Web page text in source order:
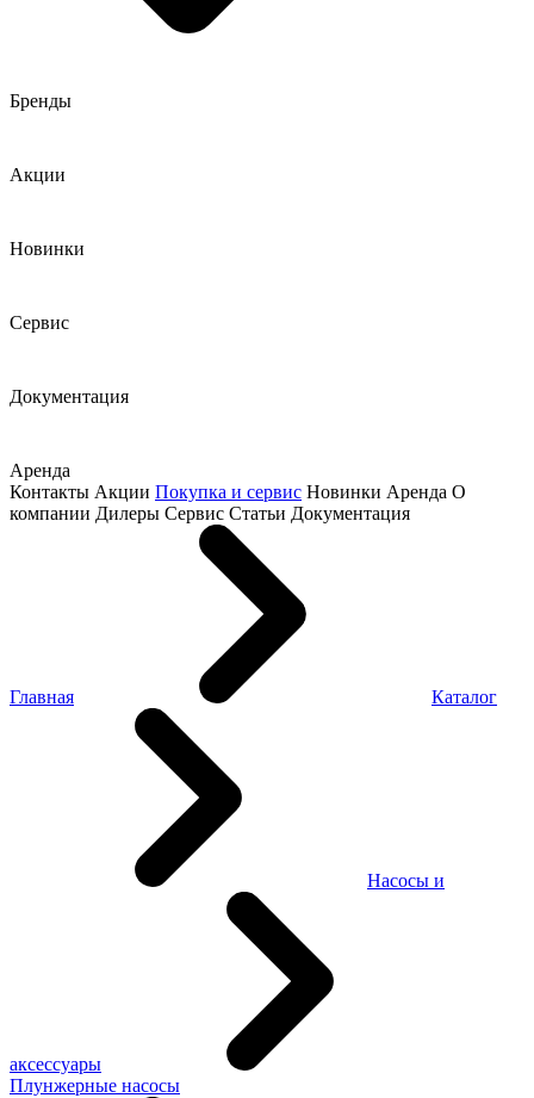
Бренды
Акции
Новинки
Сервис
Документация
Аренда
Контакты Акции Покупка и сервис Новинки Аренда О
компании Дилеры Сервис Статьи Документация
Главная Каталог
Насосы и
аксессуары
Плунжерные насосы